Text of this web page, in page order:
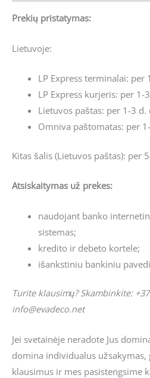
Prekių pristatymas:
Lietuvoje:
LP Express terminalai: per
LP Express kurjeris: per 1-
Lietuvos paštas: per 1-3 d.
Omniva paštomatas: per
Kitas šalis (Lietuvos paštas): per
Atsiskaitymas už prekes:
naudojant banko
sistemas;
kredito ir debeto kortele;
išankstiniu bankiniu
Turite klausimų? Skambinkite:
info@evadeco.net
Jei svetainėje neradote Jus
domina individualus
klausimus ir mes pasistengsime